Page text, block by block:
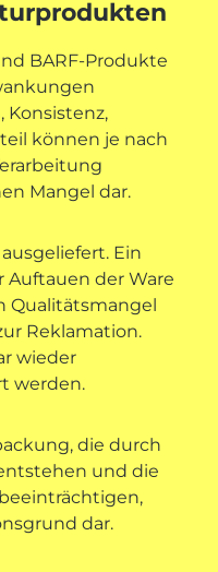
BARF-Produkte
Konsistenz,
können je nach
Mangel dar.
Ein
Auftauen der Ware
Qualitätsmangel
Reklamation.
wieder
werden.
die durch
und die
dar.